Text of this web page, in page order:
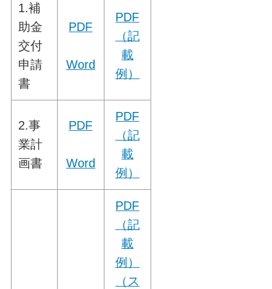
1.補
助金
交付
申請
書
PDF
Word
PDF
（記
載
例）
2.事
業計
画書
PDF
Word
PDF
（記
載
例）
PDF
（記
載
例）
（ス